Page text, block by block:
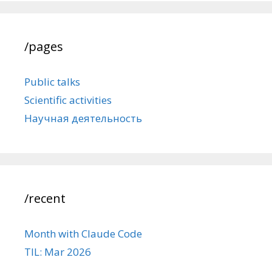
/pages
Public talks
Scientific activities
Научная деятельность
/recent
Month with Claude Code
TIL: Mar 2026